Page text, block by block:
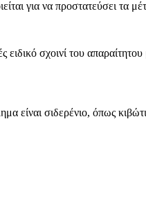
για να προστατεύσει τα
σχοινί του
είναι σιδερένιο, όπως